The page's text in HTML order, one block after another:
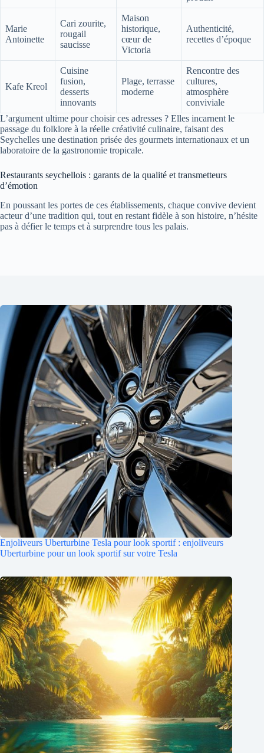
Marie
Antoinette
Cari zourite,
rougail
saucisse
Maison
historique,
cœur de
Victoria
Authenticité,
recettes d’époque
Kafe Kreol
Cuisine
fusion,
desserts
innovants
Plage, terrasse
moderne
Rencontre des
cultures,
atmosphère
conviviale
L’argument ultime pour choisir ces adresses ? Elles incarnent le
passage du folklore à la réelle créativité culinaire, faisant des
Seychelles une destination prisée des gourmets internationaux et un
laboratoire de la gastronomie tropicale.
Restaurants seychellois : garants de la qualité et transmetteurs
d’émotion
En poussant les portes de ces établissements, chaque convive devient
acteur d’une tradition qui, tout en restant fidèle à son histoire, n’hésite
pas à défier le temps et à surprendre tous les palais.
Enjoliveurs Uberturbine Tesla pour look sportif : enjoliveurs
Uberturbine pour un look sportif sur votre Tesla